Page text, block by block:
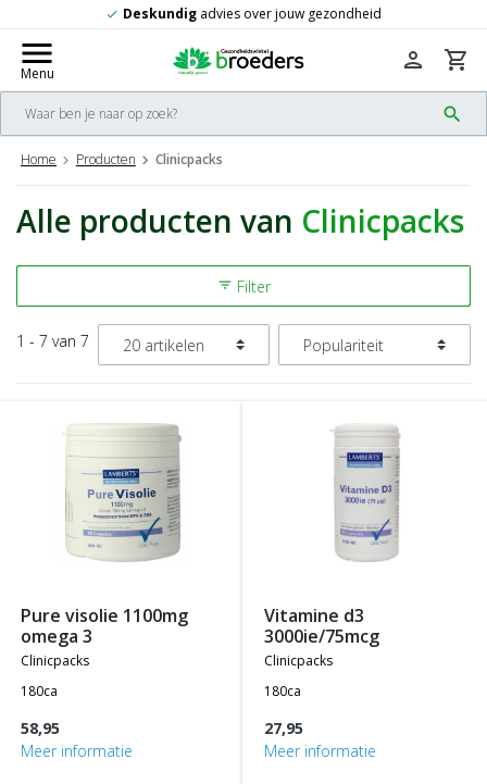
check Gratis verzending vanaf 50,-
menu
Menu
search
person shopping_cart
Home Producten Clinicpacks
Alle producten van Clinicpacks
filter_list Filter
1 - 7 van 7
pure visolie 1100mg
omega 3
clinicpacks
180ca
58,95
Meer informatie
vitamine d3
3000ie/75mcg
clinicpacks
180ca
27,95
Meer informatie